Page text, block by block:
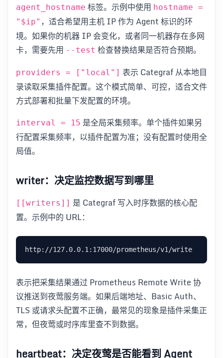
agent_hostname 标签。示例中使用 hostname =
"$ip" ，适合希望用主机 IP 作为 Agent 标识的环
境。如果你的机器 IP 会变化，或者同一机器存在多网
卡，需要先用 --test 检查替换结果是否符合预期。
providers = ["local"] 表示 Categraf 从本地目
录读取采集插件配置。这个模式简单、可控，适合文件
方式部署和批量下发配置的环境。
interval = 15 是全局采集频率。单个插件如果另
行配置采集频率，以插件配置为准；没有配置时使用全
局值。
writer：决定监控数据写到哪里
[[writers]] 是 Categraf 写入时序数据的核心配
置。示例中的 URL：
表示把采集结果通过 Prometheus Remote Write 协
议推送到夜莺服务端。如果后端地址、Basic Auth、
TLS 或请求头配置不正确，最常见的现象是插件采集正
常，但夜莺或时序库里查不到数据。
heartbeat：决定夜莺是否能看到 Agent